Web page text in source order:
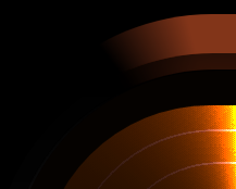
Basta
Vendelo
genera